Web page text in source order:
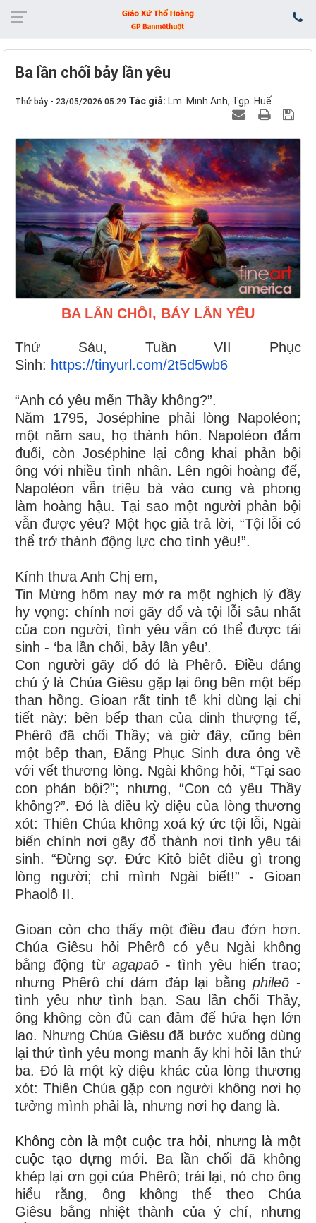
Ba lần chối bảy lần yêu
Thứ bảy - 23/05/2026 05:29 Tác giả: Lm. Minh Anh, Tgp. Huế
BA LẦN CHỐI, BẢY LẦN YÊU
Thứ Sáu, Tuần VII Phục
Sinh: https://tinyurl.com/2t5d5wb6
“Anh có yêu mến Thầy không?”.
Năm 1795, Joséphine phải lòng Napoléon;
một năm sau, họ thành hôn. Napoléon đắm
đuối, còn Joséphine lại công khai phản bội
ông với nhiều tình nhân. Lên ngôi hoàng đế,
Napoléon vẫn triệu bà vào cung và phong
làm hoàng hậu. Tại sao một người phản bội
vẫn được yêu? Một học giả trả lời, “Tội lỗi có
thể trở thành động lực cho tình yêu!”.
Kính thưa Anh Chị em,
Tin Mừng hôm nay mở ra một nghịch lý đầy
hy vọng: chính nơi gãy đổ và tội lỗi sâu nhất
của con người, tình yêu vẫn có thể được tái
sinh - ‘ba lần chối, bảy lần yêu’.
Con người gãy đổ đó là Phêrô. Điều đáng
chú ý là Chúa Giêsu gặp lại ông bên một bếp
than hồng. Gioan rất tinh tế khi dùng lại chi
tiết này: bên bếp than của dinh thượng tế,
Phêrô đã chối Thầy; và giờ đây, cũng bên
một bếp than, Đấng Phục Sinh đưa ông về
với vết thương lòng. Ngài không hỏi, “Tại sao
con phản bội?”; nhưng, “Con có yêu Thầy
không?”. Đó là điều kỳ diệu của lòng thương
xót: Thiên Chúa không xoá ký ức tội lỗi, Ngài
biến chính nơi gãy đổ thành nơi tình yêu tái
sinh. “Đừng sợ. Đức Kitô biết điều gì trong
lòng người; chỉ mình Ngài biết!” - Gioan
Phaolô II.
Gioan còn cho thấy một điều đau đớn hơn.
Chúa Giêsu hỏi Phêrô có yêu Ngài không
bằng động từ agapaō- tình yêu hiến trao;
nhưng Phêrô chỉ dám đáp lại bằngphileō -
tình yêu như tình bạn. Sau lần chối Thầy,
ông không còn đủ can đảm để hứa hẹn lớn
lao. Nhưng Chúa Giêsu đã bước xuống dùng
lại thứ tình yêu mong manh ấy khi hỏi lần thứ
ba. Đó là một kỳ diệu khác của lòng thương
xót: Thiên Chúa gặp con người không nơi họ
tưởng mình phải là, nhưng nơi họ đang là.
Không còn là một cuộc tra hỏi, nhưng là một
cuộc tạo dựng mới. Ba lần chối đã không
khép lại ơn gọi của Phêrô; trái lại, nó cho ông
hiểu rằng, ông không thể theo Chúa
Giêsu bằng nhiệt thành của ý chí, nhưng